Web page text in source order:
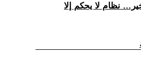
نظام لا يحكم إلا